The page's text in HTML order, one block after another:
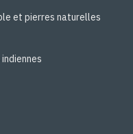
et pierres naturelles